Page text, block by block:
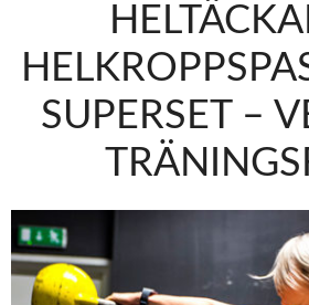
SUPERSET –